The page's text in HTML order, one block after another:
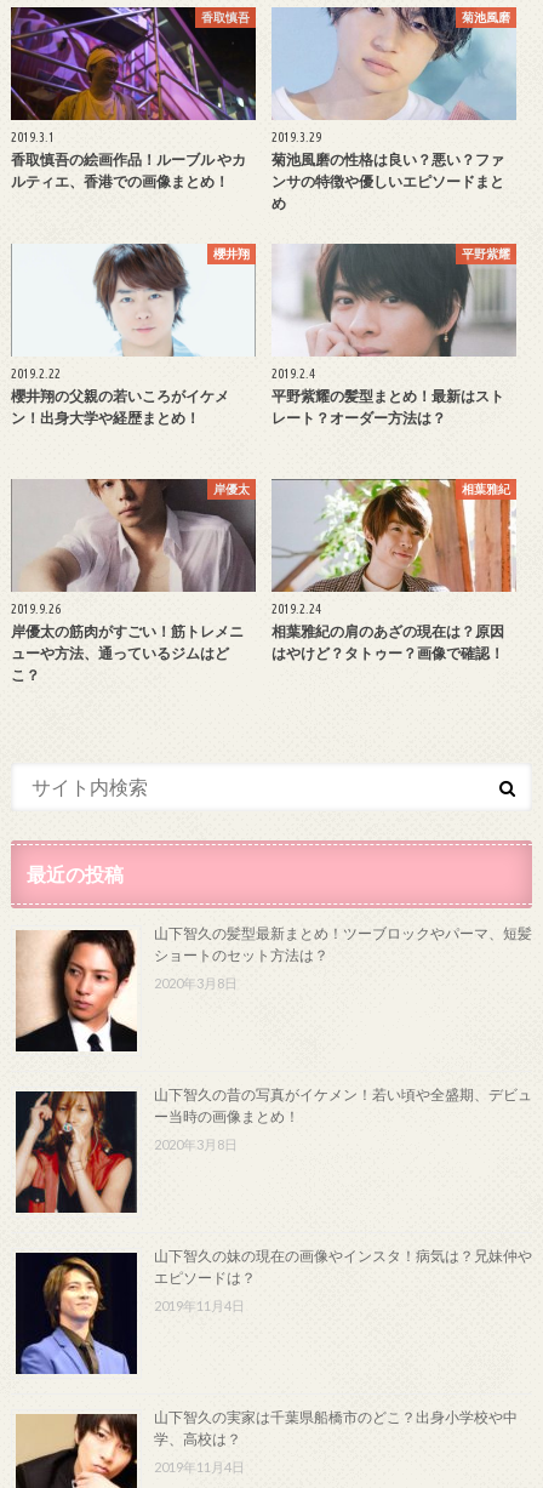
香取慎吾
2019.3.1
香取慎吾の絵画作品！ルーブル やカ
ルティエ、香港での画像まとめ！
菊池風磨
2019.3.29
菊池風磨の性格は良い？悪い？ファ
ンサの特徴や優しいエピソードまと
め
櫻井翔
2019.2.22
櫻井翔の父親の若いころがイケメ
ン！出身大学や経歴まとめ！
平野紫耀
2019.2.4
平野紫耀の髪型まとめ！最新はスト
レート？オーダー方法は？
岸優太
2019.9.26
岸優太の筋肉がすごい！筋トレメニ
ューや方法、通っているジムはど
こ？
相葉雅紀
2019.2.24
相葉雅紀の肩のあざの現在は？原因
はやけど？タトゥー？画像で確認！
最近の投稿
山下智久の髪型最新まとめ！ツーブロックやパーマ、短髪
ショートのセット方法は？
2020年3月8日
山下智久の昔の写真がイケメン！若い頃や全盛期、デビュ
ー当時の画像まとめ！
2020年3月8日
山下智久の妹の現在の画像やインスタ！病気は？兄妹仲や
エピソードは？
2019年11月4日
山下智久の実家は千葉県船橋市のどこ？出身小学校や中
学、高校は？
2019年11月4日